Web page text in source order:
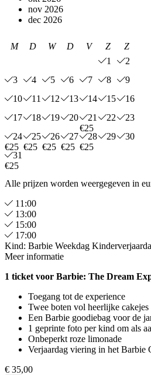
nov 2026
dec 2026
M D W D V Z
Z
1
2
3
4 5 6 7 8
9
10
11 12 13 14 15
16
17
18 19 20
21
€25
22
23
24
€25
25
€25
26
€25
27
€25
28
€25
29
30
31
€25
Alle prijzen worden weergegeven in
11:00
13:00
15:00
17:00
Kind: Barbie Weekdag
Meer informatie
1 ticket voor Barbie: The Dream
Toegang tot de experience
Twee boten vol heerlijke cakejes
Een Barbie goodiebag voor de
1 geprinte foto per kind om als
Onbeperkt roze limonade
Verjaardag viering in het Barbie
€ 35,00